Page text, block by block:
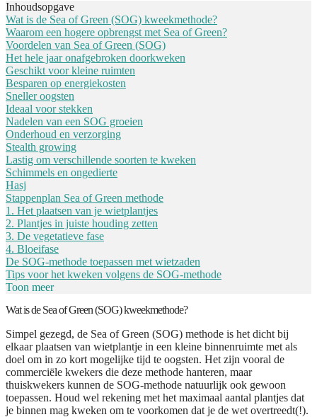
Inhoudsopgave
Wat is de Sea of Green (SOG) kweekmethode?
Waarom een hogere opbrengst met Sea of Green?
Voordelen van Sea of Green (SOG)
Het hele jaar onafgebroken doorkweken
Geschikt voor kleine ruimten
Besparen op energiekosten
Sneller oogsten
Ideaal voor stekken
Nadelen van een SOG groeien
Onderhoud en verzorging
Stealth growing
Lastig om verschillende soorten te kweken
Schimmels en ongedierte
Hasj
Stappenplan Sea of Green methode
1. Het plaatsen van je wietplantjes
2. Plantjes in juiste houding zetten
3. De vegetatieve fase
4. Bloeifase
De SOG-methode toepassen met wietzaden
Tips voor het kweken volgens de SOG-methode
Toon meer
Wat is de Sea of Green (SOG) kweekmethode?
Simpel gezegd, de Sea of Green (SOG) methode is het dicht bij
elkaar plaatsen van wietplantje in een kleine binnenruimte met als
doel om in zo kort mogelijke tijd te oogsten. Het zijn vooral de
commerciële kwekers die deze methode hanteren, maar
thuiskwekers kunnen de SOG-methode natuurlijk ook gewoon
toepassen. Houd wel rekening met het maximaal aantal plantjes dat
je binnen mag kweken om te voorkomen dat je de wet overtreedt(!).